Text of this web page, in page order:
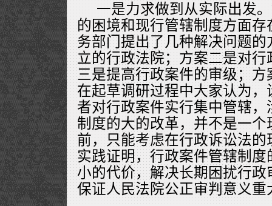
一是力求做到从实际出发
的困境和现行管辖制度方面
务部门提出了几种解决问题
立的行政法院；方案二是对
三是提高行政案件的审级；
在起草调研过程中大家认为
者对行政案件实行集中管辖
制度的大的改革，并不是一
前，只能考虑在行政诉讼法
实践证明，行政案件管辖制
小的代价，解决长期困扰行
保证人民法院公正审判意义重